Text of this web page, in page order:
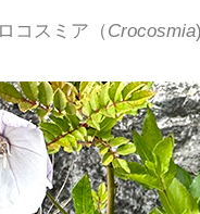
コスミア（ Crocosmia